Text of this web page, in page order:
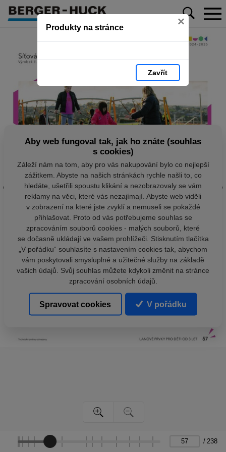
Produkty na stránce ×
Zavřít
/ 238
Aby web fungoval tak, jak ho znáte (souhlas
s cookies)
Záleží nám na tom, aby pro vás nakupování bylo co nejlepší
zážitkem. Abyste na našich stránkách rychle našli to, co
hledáte, ušetřili spoustu klikání a nezobrazovaly se vám
reklamy na věci, které vás nezajímají. Abyste web viděli
v zobrazení na které jste zvyklí a nemuseli se pokaždé
přihlašovat. Proto od vás potřebujeme souhlas se
zpracováním souborů cookies - malých souborů, které
se dočasně ukládají ve vašem prohlížeči. Stisknutím tlačítka
„V pořádku“ souhlasíte s nastavením cookies tak, abychom
vám poskytovali smysluplné a užitečné služby na základě
vašich údajů. Svůj souhlas můžete kdykoli změnit na stránce
zpracování osobních údajů.
Spravovat cookies V pořádku